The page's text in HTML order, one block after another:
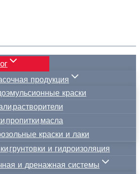
продукция
краски
краски и лаки
и гидроизоляция
и дренажная системы